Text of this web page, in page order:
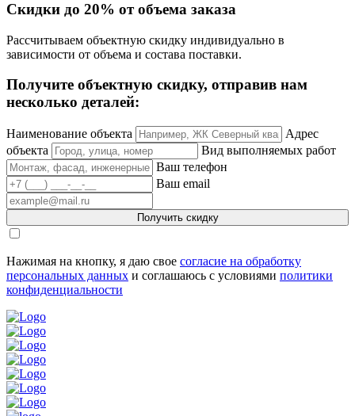
Скидки до 20% от объема заказа
Рассчитываем объектную скидку индивидуально в
зависимости от объема и состава поставки.
Получите объектную скидку, отправив нам
несколько деталей:
Наименование объекта
Адрес
объекта
Вид выполняемых работ
Ваш телефон
Ваш email
Получить скидку
Нажимая на кнопку, я даю свое согласие на обработку
персональных данных и соглашаюсь с условиями политики
конфиденциальности